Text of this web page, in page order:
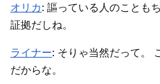
オリカ: 謳っている人のことも
証拠だしね。
ライナー: そりゃ当然だって。
だからな。